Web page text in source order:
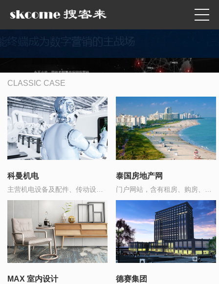
CLASSIC CASE
科曼机电
主营机电设备及配件、传动设备
销售
泰国房地产网
门户网站，含有租房、购房、家
政服务、物业缴费 等在线支付的
功能
MAX 室内设计 德赛集团